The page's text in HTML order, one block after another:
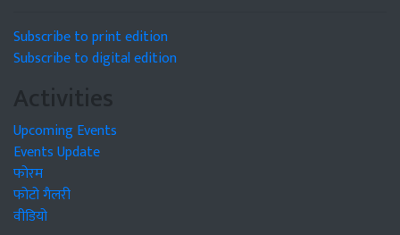
Subscribe to print edition
Subscribe to digital edition
Activities
Upcoming Events
Events Update
फोरम
फोटो गैलरी
वीडियो